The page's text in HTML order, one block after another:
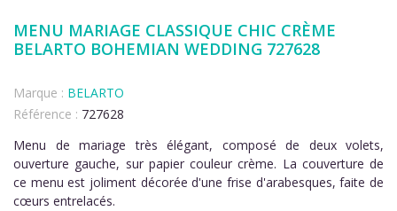
MENU MARIAGE CLASSIQUE CHIC CRÈME
BELARTO BOHEMIAN WEDDING 727628
Marque : BELARTO
Référence : 727628
Menu de mariage très élégant, composé de deux volets,
ouverture gauche, sur papier couleur crème. La couverture de
ce menu est joliment décorée d'une frise d'arabesques, faite de
cœurs entrelacés.